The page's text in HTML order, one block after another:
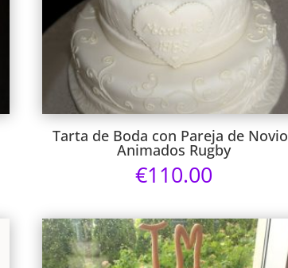
Tarta de Boda con Pareja de
Animados Rugby
€110.00